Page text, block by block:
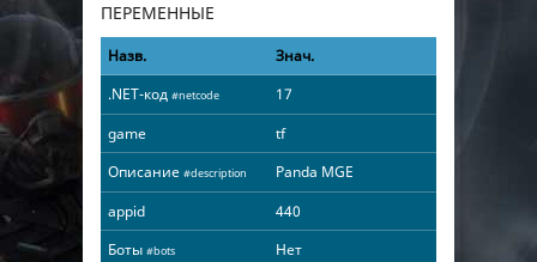
ПЕРЕМЕННЫЕ
Назв.
Знач.
.NET-код #netcode
17
game
tf
Описание #description
Panda MGE
appid
440
Боты #bots
Нет